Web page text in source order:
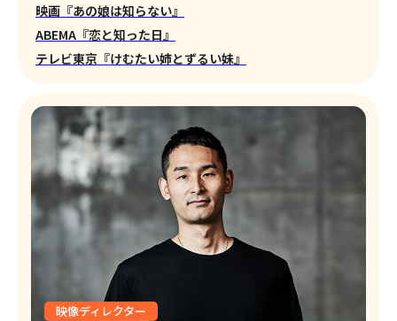
映画『あの娘は知らない』
ABEMA『恋と知った日』
テレビ東京『けむたい姉とずるい妹』
映像ディレクター